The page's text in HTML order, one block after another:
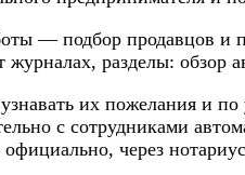
— подбор продавцов и
журналах, разделы:
их пожелания и
с сотрудниками
через